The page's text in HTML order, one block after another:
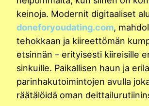
keinoja. Modernit digitaaliset
doneforyoudating.com,
tehokkaan ja kiireettömän
etsinnän – erityisesti kiireisille
sinkuille. Paikallisen haun ja
parinhakutoimintojen avulla
räätälöidä oman